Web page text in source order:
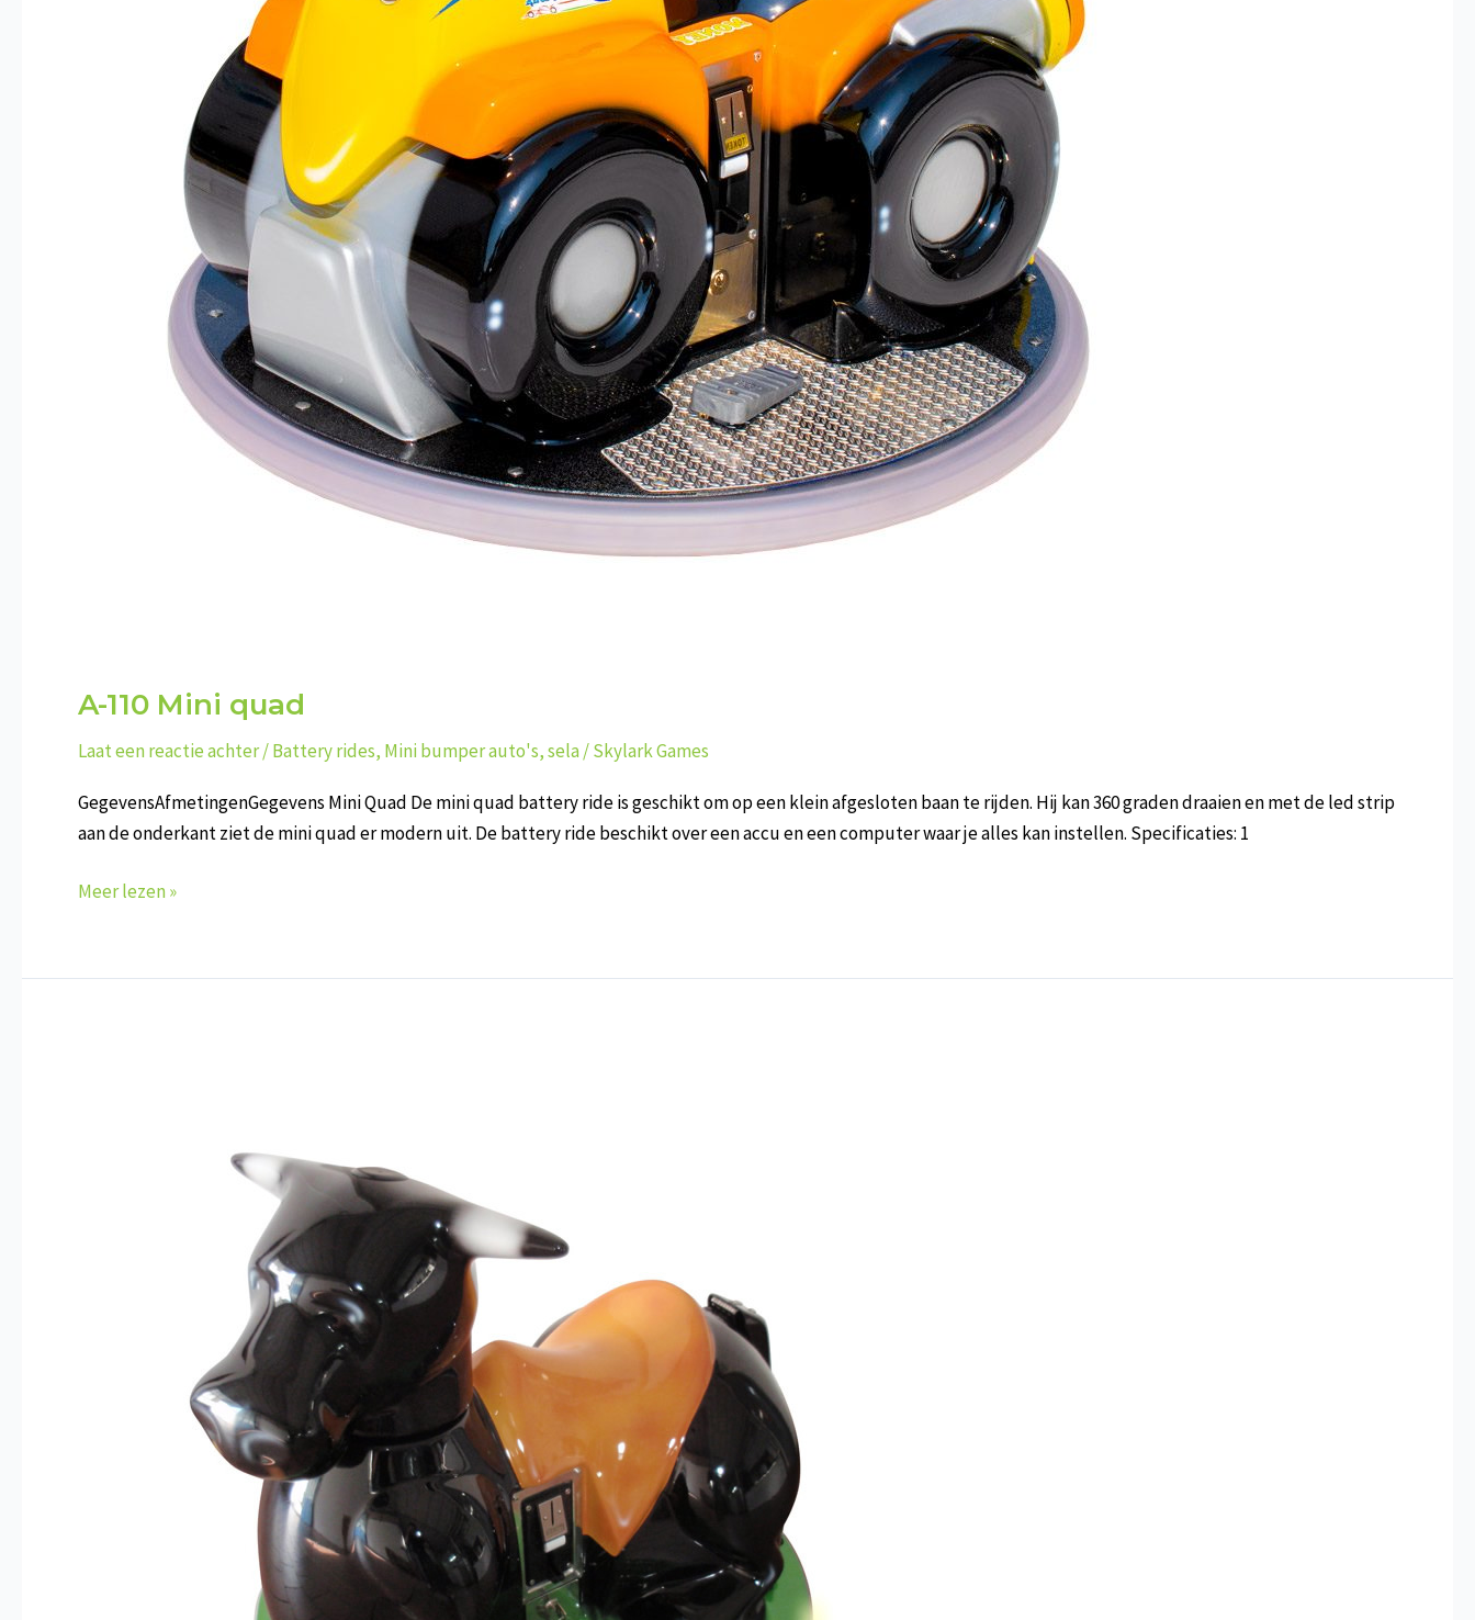
A-110 Mini quad
Laat een reactie achter/Battery rides, Mini bumper auto's,sela/Skylark Games
GegevensAfmetingenGegevens Mini Quad De mini quad battery ride is geschikt om op een klein afgesloten baan te rijden. Hij kan 360 graden draaien en met de led strip
aan de onderkant ziet de mini quad er modern uit. De battery ride beschikt over een accu en een computer waar je alles kan instellen. Specificaties: 1
A-
quad
Meer lezen »